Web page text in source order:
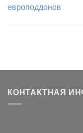
европоддонов
КОНТАКТНАЯ